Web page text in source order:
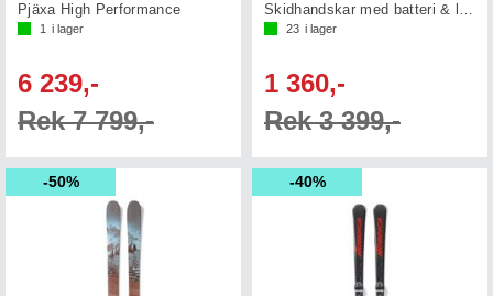
Pjäxa High Performance
1 i lager
6 239,-
Rek 7 799,-
Skidhandskar med batteri & laddkabel
23 i lager
1 360,-
Rek 3 399,-
50% 40%